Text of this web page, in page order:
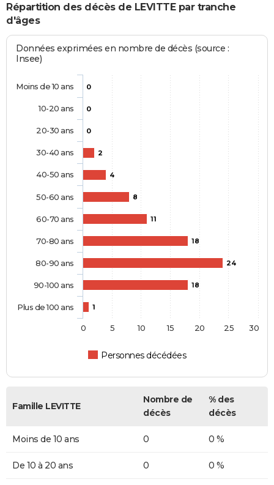
Répartition des décès de LEVITTE par tranche
d'âges
Données exprimées en nombre de décès (source :
Insee)
0
0
0
2
4
8
11
18
24
18
1
Personnes décédées
Moins de 10 ans
10-20 ans
20-30 ans
30-40 ans
40-50 ans
50-60 ans
60-70 ans
70-80 ans
80-90 ans
90-100 ans
Plus de 100 ans
0 5 10 15 20 25 30
Famille LEVITTE
Nombre de
décès
% des
décès
Moins de 10 ans 0 0 %
De 10 à 20 ans 0 0 %